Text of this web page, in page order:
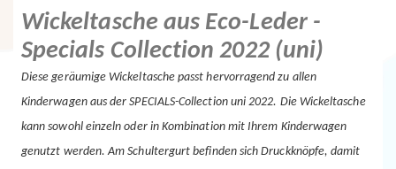
Wickeltasche aus Eco-Leder -
Specials Collection 2022 (uni)
Diese geräumige Wickeltasche passt hervorragend zu allen
Kinderwagen aus der SPECIALS-Collection uni 2022. Die Wickeltasche
kann sowohl einzeln oder in Kombination mit Ihrem Kinderwagen
genutzt werden. Am Schultergurt befinden sich Druckknöpfe, damit